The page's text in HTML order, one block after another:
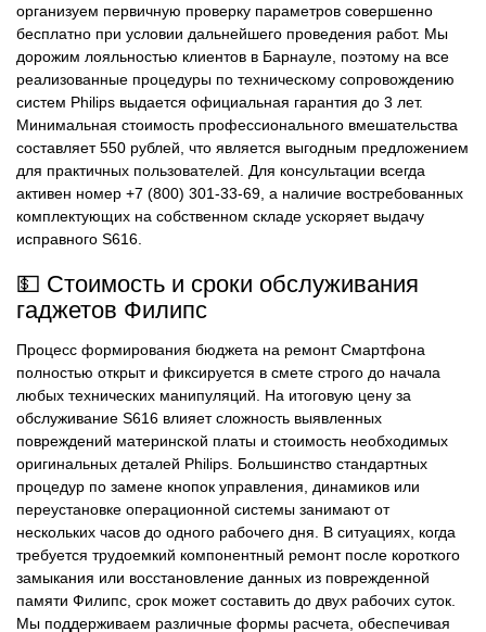
организуем первичную проверку параметров совершенно
бесплатно при условии дальнейшего проведения работ. Мы
дорожим лояльностью клиентов в Барнауле, поэтому на все
реализованные процедуры по техническому сопровождению
систем Philips выдается официальная гарантия до 3 лет.
Минимальная стоимость профессионального вмешательства
составляет 550 рублей, что является выгодным предложением
для практичных пользователей. Для консультации всегда
активен номер +7 (800) 301-33-69, а наличие востребованных
комплектующих на собственном складе ускоряет выдачу
исправного S616.
💵 Стоимость и сроки обслуживания
гаджетов Филипс
Процесс формирования бюджета на ремонт Смартфона
полностью открыт и фиксируется в смете строго до начала
любых технических манипуляций. На итоговую цену за
обслуживание S616 влияет сложность выявленных
повреждений материнской платы и стоимость необходимых
оригинальных деталей Philips. Большинство стандартных
процедур по замене кнопок управления, динамиков или
переустановке операционной системы занимают от
нескольких часов до одного рабочего дня. В ситуациях, когда
требуется трудоемкий компонентный ремонт после короткого
замыкания или восстановление данных из поврежденной
памяти Филипс, срок может составить до двух рабочих суток.
Мы поддерживаем различные формы расчета, обеспечивая